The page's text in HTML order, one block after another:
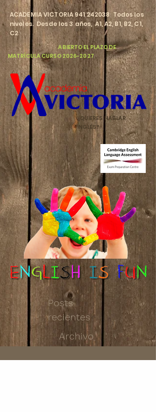
​ACADEMIA VICTORIA941 242038Todos los
niveles. Desde los 3 años, A1, A2, B1, B2, C1,
C2
​ABIERTO EL PLAZO DE
MATRÍCULA CURSO2026-2027
¿QUIERES HABLAR
INGLÉS?
Posts
recientes
Archivo